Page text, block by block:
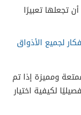
تجعلها تعبيرًا
لجميع الأذواق
ومميزة إذا تم
لكيفية اختيار